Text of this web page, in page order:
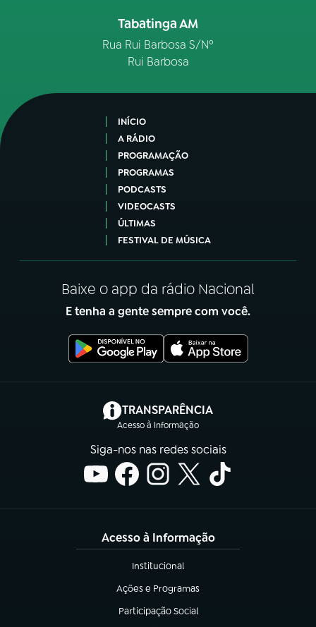
Tabatinga AM
Rua Rui Barbosa S/Nº
Rui Barbosa
INÍCIO
A RÁDIO
PROGRAMAÇÃO
PROGRAMAS
PODCASTS
VIDEOCASTS
ÚLTIMAS
FESTIVAL DE MÚSICA
Baixe o app da rádio Nacional
E tenha a gente sempre com você.
TRANSPARÊNCIA
Acesso à Informação
(abre em nova aba)
Siga-nos nas redes sociais
Acesso à Informação
Institucional
(abre em nova aba)
Ações e Programas
(abre em nova aba)
Participação Social
(abre em nova aba)